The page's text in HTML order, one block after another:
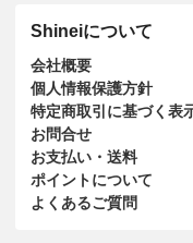
Shineiについて
会社概要
個人情報保護方針
特定商取引に基づく表
お問合せ
お支払い・送料
ポイントについて
よくあるご質問